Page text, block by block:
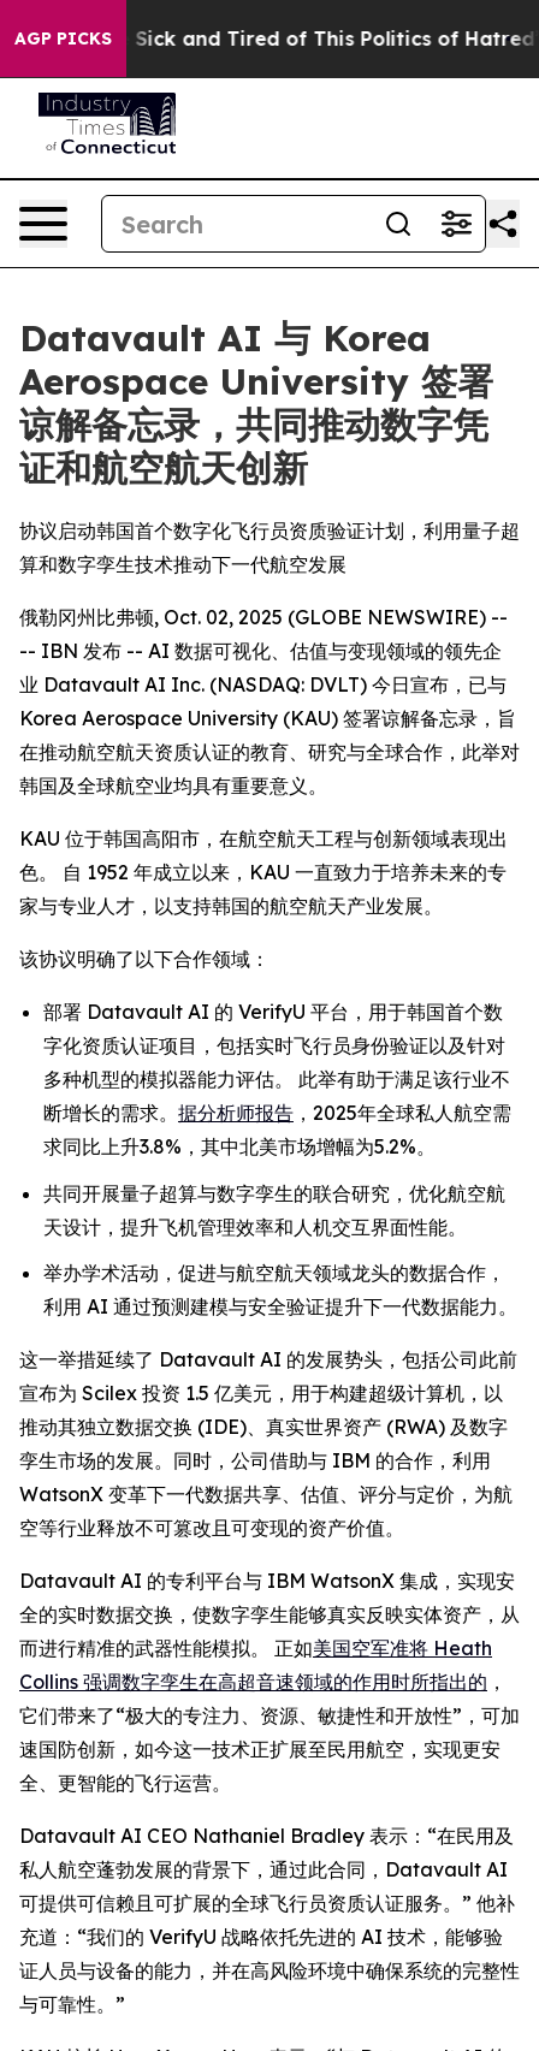
AGP PICKS
Are Sick and Tired of This Politics of Hatred” The
Datavault AI 与 Korea
Aerospace University 签署
谅解备忘录，共同推动数字凭
证和航空航天创新
协议启动韩国首个数字化飞行员资质验证计划，利用量子超
算和数字孪生技术推动下一代航空发展
俄勒冈州比弗顿, Oct. 02, 2025 (GLOBE NEWSWIRE) --
-- IBN 发布 -- AI 数据可视化、估值与变现领域的领先企
业 Datavault AI Inc. (NASDAQ: DVLT) 今日宣布，已与
Korea Aerospace University (KAU) 签署谅解备忘录，旨
在推动航空航天资质认证的教育、研究与全球合作，此举对
韩国及全球航空业均具有重要意义。
KAU 位于韩国高阳市，在航空航天工程与创新领域表现出
色。 自 1952 年成立以来，KAU 一直致力于培养未来的专
家与专业人才，以支持韩国的航空航天产业发展。
该协议明确了以下合作领域：
部署 Datavault AI 的 VerifyU 平台，用于韩国首个数
字化资质认证项目，包括实时飞行员身份验证以及针对
多种机型的模拟器能力评估。 此举有助于满足该行业不
断增长的需求。 据分析师报告 ，2025年全球私人航空需
求同比上升3.8%，其中北美市场增幅为5.2%。
共同开展量子超算与数字孪生的联合研究，优化航空航
天设计，提升飞机管理效率和人机交互界面性能。
举办学术活动，促进与航空航天领域龙头的数据合作，
利用 AI 通过预测建模与安全验证提升下一代数据能力。
这一举措延续了 Datavault AI 的发展势头，包括公司此前
宣布为 Scilex 投资 1.5 亿美元，用于构建超级计算机，以
推动其独立数据交换 (IDE)、真实世界资产 (RWA) 及数字
孪生市场的发展。同时，公司借助与 IBM 的合作，利用
WatsonX 变革下一代数据共享、估值、评分与定价，为航
空等行业释放不可篡改且可变现的资产价值。
Datavault AI 的专利平台与 IBM WatsonX 集成，实现安
全的实时数据交换，使数字孪生能够真实反映实体资产，从
而进行精准的武器性能模拟。 正如美国空军准将 Heath
Collins 强调数字孪生在高超音速领域的作用时所指出的 ，
它们带来了“极大的专注力、资源、敏捷性和开放性”，可加
速国防创新，如今这一技术正扩展至民用航空，实现更安
全、更智能的飞行运营。
Datavault AI CEO Nathaniel Bradley 表示：“在民用及
私人航空蓬勃发展的背景下，通过此合同，Datavault AI
可提供可信赖且可扩展的全球飞行员资质认证服务。” 他补
充道：“我们的 VerifyU 战略依托先进的 AI 技术，能够验
证人员与设备的能力，并在高风险环境中确保系统的完整性
与可靠性。”